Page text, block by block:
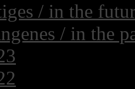
/ in the
/ in the